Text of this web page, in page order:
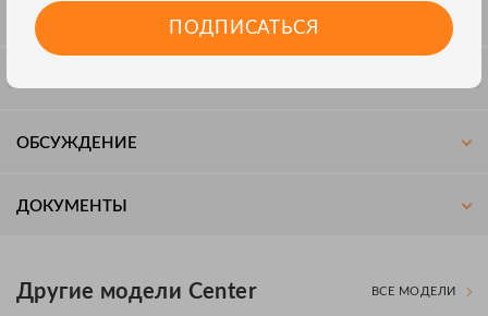
КОМПЛЕКТАЦИЯ
ОБСУЖДЕНИЕ
ДОКУМЕНТЫ
Другие модели Center ВСЕ МОДЕЛИ
ПОДПИСАТЬСЯ